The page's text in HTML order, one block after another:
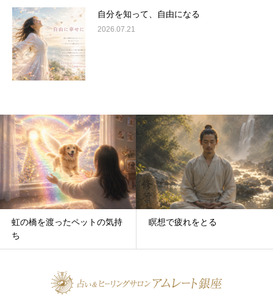
自分を知って、自由になる
2026.07.21
瞑想で疲れをとる 発達障害とグレーゾーン